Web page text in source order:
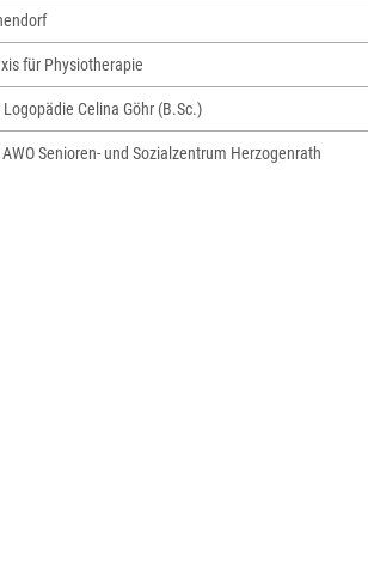
für Physiotherapie
Celina Göhr (B.Sc.)
Senioren- und Sozialzentrum Herzogenrath